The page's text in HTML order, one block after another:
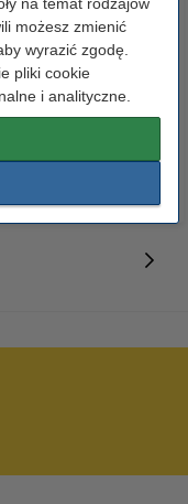
możesz zmienić
wyrazić zgodę.
pliki cookie
i analityczne.
(100 sztuk), 123drukuj
2,90 zł z VAT